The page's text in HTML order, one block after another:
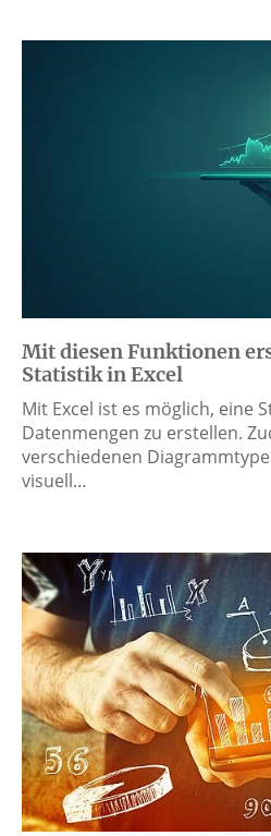
Mit diesen Funktionen
Statistik in Excel
Mit Excel ist es möglich, eine
Datenmengen zu erstellen.
verschiedenen
visuell…